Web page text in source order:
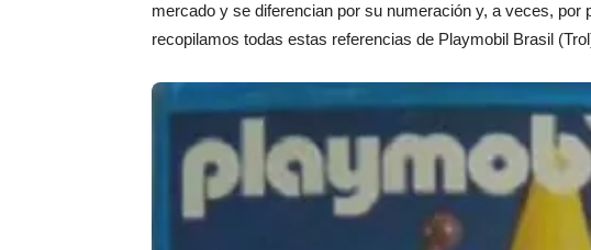
mercado y se diferencian por su numeración y, a veces, por
recopilamos todas estas referencias de Playmobil Brasil